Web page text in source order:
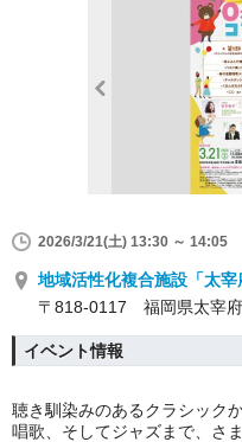
2026/3/21(土) 13:30 ～ 14:05
地域活性化複合施設「太
〒818-0117 福岡県太宰
イベント情報
聴き馴染みのあるクラシック
唱歌、そしてジャズまで、さ